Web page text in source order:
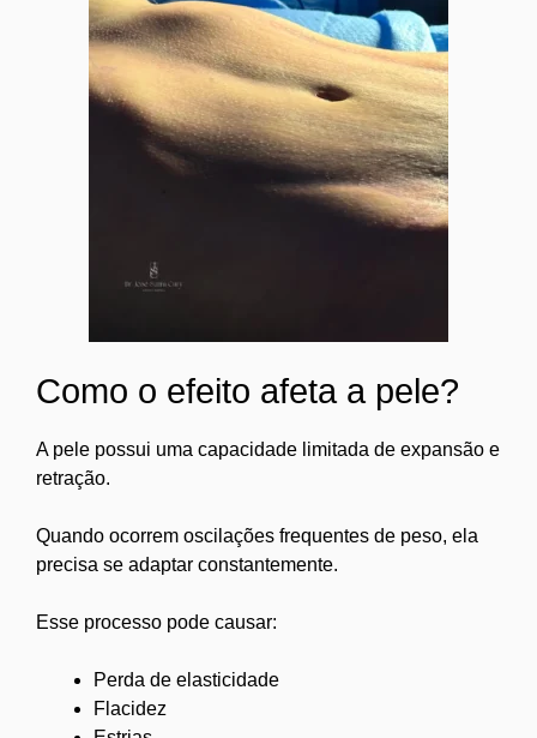
Como o efeito afeta a pele?
A pele possui uma capacidade limitada de expansão e
retração.
Quando ocorrem oscilações frequentes de peso, ela
precisa se adaptar constantemente.
Esse processo pode causar:
Perda de elasticidade
Flacidez